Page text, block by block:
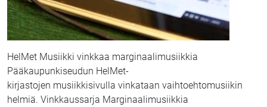
HelMet Musiikki vinkkaa marginaalimusiikkia
Pääkaupunkiseudun HelMet-
kirjastojen musiikkisivulla vinkataan vaihtoehtomusiikin
helmiä. Vinkkaussarja Marginaalimusiikkia